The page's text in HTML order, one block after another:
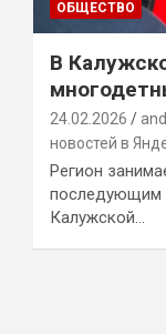
ОБЩЕСТВО
В
24.02.2026
новостей в
Регион
последующим
Калужской…